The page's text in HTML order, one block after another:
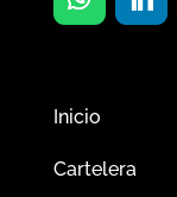
Inicio
Cartelera